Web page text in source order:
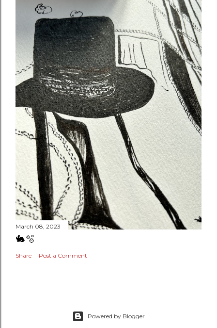
March 08, 2023
🐇🫧
Share Post a Comment
Powered by Blogger